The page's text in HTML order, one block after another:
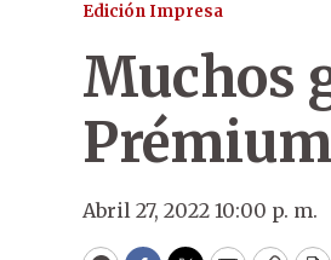
Edición Impresa
Muchos
Prémium
Abril 27, 2022 10:00 p. m.